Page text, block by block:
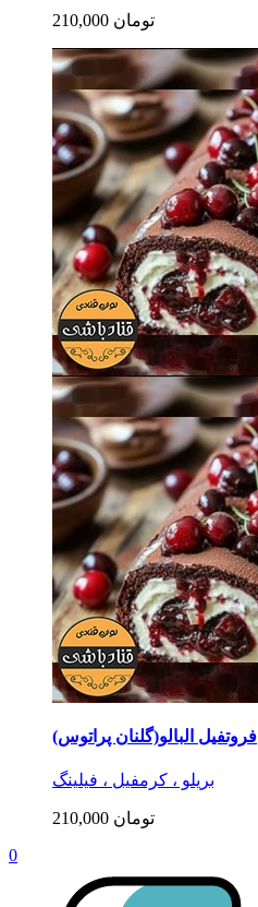
210,000 تومان
فروتفیل البالو(گلنان پراتوس)
بریلو ، کرمفیل ، فیلینگ
210,000 تومان
0